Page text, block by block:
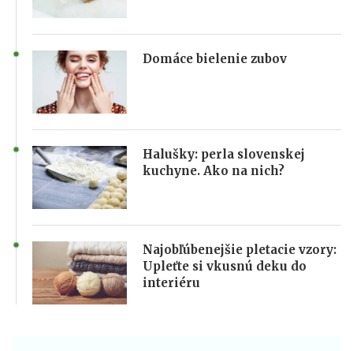
Domáce bielenie zubov
Halušky: perla slovenskej
kuchyne. Ako na nich?
Najobľúbenejšie pletacie vzory:
Upleťte si vkusnú deku do
interiéru